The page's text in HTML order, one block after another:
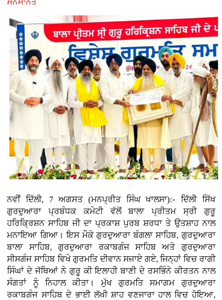
ਨਵੀਂ ਦਿੱਲੀ, 7 ਅਗਸਤ (ਮਨਪ੍ਰੀਤ ਸਿੰਘ ਖਾਲਸਾ):- ਦਿੱਲੀ ਸਿੱਖ
ਗੁਰਦੁਆਰਾ ਪ੍ਰਬੰਧਕ ਕਮੇਟੀ ਵੱਲੋਂ ਬਾਲਾ ਪ੍ਰੀਤਮ ਸ੍ਰੀ ਗੁਰੂ
ਹਰਿਕ੍ਰਿਸ਼ਨ ਸਾਹਿਬ ਜੀ ਦਾ ਪ੍ਰਕਾਸ਼ ਪੁਰਬ ਸ਼ਰਧਾ ਤੇ ਉਤਸ਼ਾਹ ਨਾਲ
ਮਨਾਇਆ ਗਿਆ। ਇਸ ਮੌਕੇ ਗੁਰਦੁਆਰਾ ਬੰਗਲਾ ਸਾਹਿਬ, ਗੁਰਦੁਆਰਾ
ਬਾਲਾ ਸਾਹਿਬ, ਗੁਰਦੁਆਰਾ ਰਕਾਬਗੰਜ ਸਾਹਿਬ ਅਤੇ ਗੁਰਦੁਆਰਾ
ਸੀਸਗੰਜ ਸਾਹਿਬ ਵਿਖੇ ਗੁਰਮਤਿ ਦੀਵਾਨ ਸਜਾਏ ਗਏ, ਜਿਨ੍ਹਾਂ ਵਿਚ ਰਾਗੀ
ਸਿੰਘਾਂ ਦੇ ਜੱਥਿਆਂ ਨੇ ਗੁਰੂ ਕੀ ਇਲਾਹੀ ਬਾਣੀ ਦੇ ਰਸਭਿੰਨੇ ਕੀਰਤਨ ਨਾਲ
ਸੰਗਤਾਂ ਨੂੰ ਨਿਹਾਲ ਕੀਤਾ। ਮੁੱਖ ਗੁਰਮਤਿ ਸਮਾਗਮ ਗੁਰਦੁਆਰਾ
ਰਕਾਬਗੰਜ ਸਾਹਿਬ ਦੇ ਭਾਈ ਲੱਖੀ ਸ਼ਾਹ ਵਣਜਾਰਾ ਹਾਲ ਵਿਚ ਹੋਇਆ,